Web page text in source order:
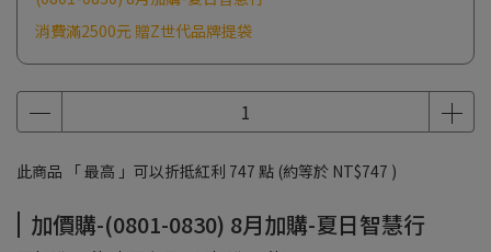
消費滿2500元 贈Z世代品牌提袋
此商品 「 最高 」可以折抵紅利 747 點 (約等於 NT$747 )
加價購-(0801-0830) 8月加購-夏日智慧行